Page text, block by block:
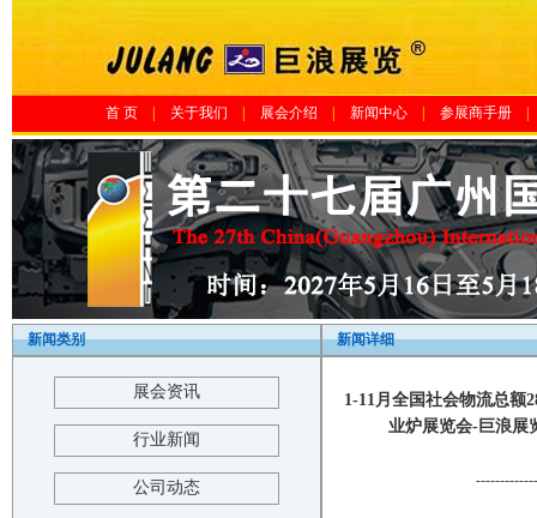
首 页 关于我们 展会介绍 新闻中心 参展商手册|
新闻类别
展会资讯
行业新闻
公司动态
新闻详细
1-11月全国社会物流总额
业炉展览会-巨浪展